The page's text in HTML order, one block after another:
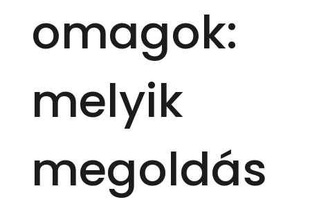
omagok:
melyik
megoldás